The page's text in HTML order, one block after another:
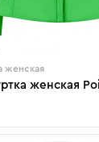
женская
женская